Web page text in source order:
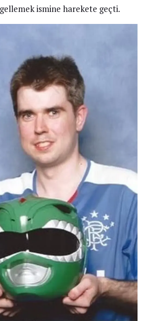
ismine harekete geçti.